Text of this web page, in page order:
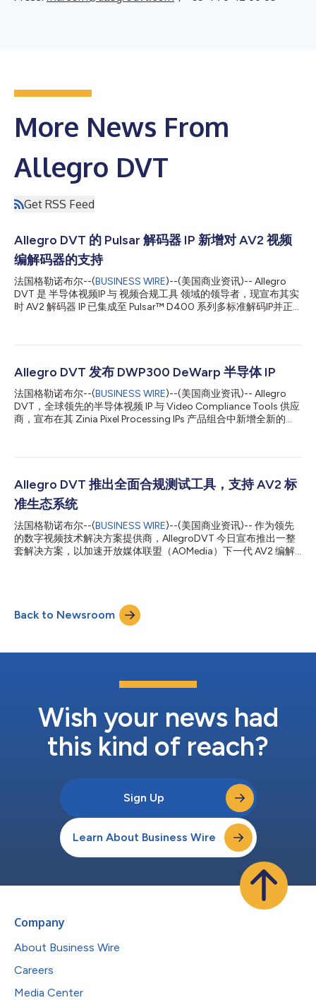
More News From
Allegro DVT
Get RSS Feed
Allegro DVT 的 Pulsar 解码器 IP 新增对 AV2 视频
编解码器的支持
法国格勒诺布尔--(BUSINESS WIRE)--(美国商业资讯)-- Allegro
DVT 是 半导体视频IP 与 视频合规工具 领域的领导者，现宣布其实
时 AV2 解码器 IP 已集成至 Pulsar™ D400 系列多标准解码IP并正
系统解决方案的计划。 随着全球对高质量流媒体的需求持续加
由开放媒体联盟（AOM）开发，代表着视频编码领域的代际飞
跃，旨在满足不断演进的流媒体需求，并开启全新的媒体体验。在
AV1 成功的基础上，AV2 引入了支持沉浸式内容（AR/VR）、多视
角与分屏流媒体、改进屏幕内容处理等高级应用的能力，同时覆盖
更广泛的视觉质量范围。 随着 AV2 支持的加入，Pulsar D400 系
内存带宽和功耗预算下，支持广泛采用的格式，包括 H.264、...
Allegro DVT 发布 DWP300 DeWarp 半导体 IP
法国格勒诺布尔--(BUSINESS WIRE)--(美国商业资讯)-- Allegro
DVT，全球领先的半导体视频 IP 与 Video Compliance Tools 供应
商，宣布在其 Zinia Pixel Processing IPs 产品组合中新增全新的
全新的 DWP300 DeWarp IP 旨在实现最佳的硅面积与功耗效率，
件驱动（用于生成多种几何变换的网格配置）以及专用硬件核心，
可在完整视频流上实时执行几何变换。这种软硬件结合的方法能够
实现精确的畸变校正，同时使客户能够轻松根据其具体应用需求进
行调整。 随着汽车环视系统、智能监控、无人机、AR/VR 设备以
及广角摄像系统等应用的快速增长，棱镜畸变校正已成为现代视频
处理流程中的关键需求。通过在数据流中实时执行去畸变处理并结
合其业内领先的 Prism Encoder IPs，Allegro DVT 能够构建更精简
Allegro DVT 推出全面合规测试工具，支持 AV2 标
准生态系统
法国格勒诺布尔--(BUSINESS WIRE)--(美国商业资讯)-- 作为领先
的数字视频技术解决方案提供商，AllegroDVT 今日宣布推出一整
套解决方案，以加速开放媒体联盟（AOMedia）下一代 AV2 编解
方面，将带来更卓越的媒体体验。 AllegroDVT 公布的 AV2 产品包
括： Sirius AV2 合规性测试套件 —— 一款全面的解码器验证解决
方案，基于公开的 AVM 源代码设计，旨在简化 AV2 的最终一致性
证，提供覆盖所有边界情况、公式和分支条件的测试用例。同时，
AV2 解码器实现满足最高合规标准并具备市场投放准备。 Astralis
AV2 VQ Analyzer —— 一款功能强大的分析与调试工具，能够深
Back to Newsroom
Wish your news had
this kind of reach?
Sign Up
Learn About Business Wire
Company
About Business Wire
Careers
Media Center